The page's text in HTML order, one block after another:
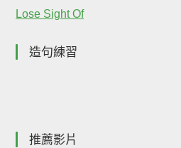
Lose Sight Of
造句練習
推薦影片